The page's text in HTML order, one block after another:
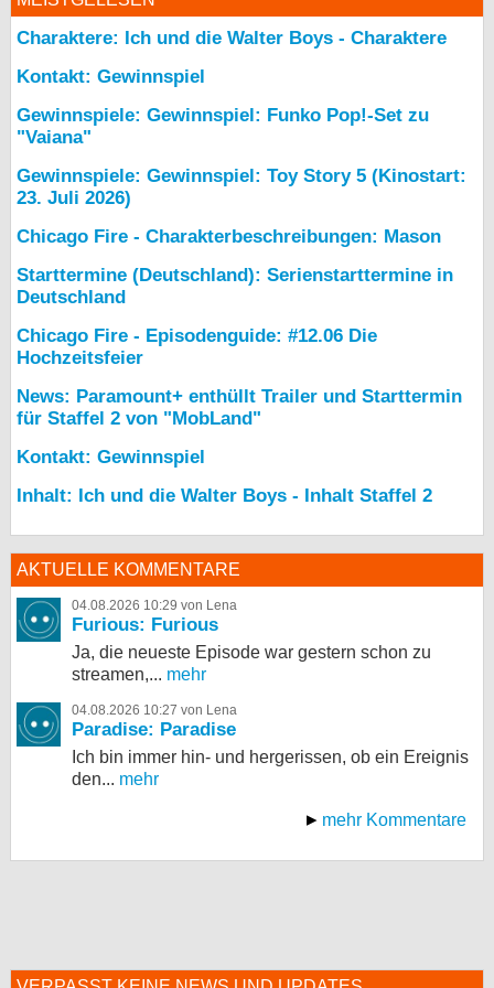
Charaktere: Ich und die Walter Boys - Charaktere
Kontakt: Gewinnspiel
Gewinnspiele: Gewinnspiel: Funko Pop!-Set zu
"Vaiana"
Gewinnspiele: Gewinnspiel: Toy Story 5 (Kinostart:
23. Juli 2026)
Chicago Fire - Charakterbeschreibungen: Mason
Starttermine (Deutschland): Serienstarttermine in
Deutschland
Chicago Fire - Episodenguide: #12.06 Die
Hochzeitsfeier
News: Paramount+ enthüllt Trailer und Starttermin
für Staffel 2 von "MobLand"
Kontakt: Gewinnspiel
Inhalt: Ich und die Walter Boys - Inhalt Staffel 2
AKTUELLE KOMMENTARE
04.08.2026 10:29 von Lena
Furious: Furious
Ja, die neueste Episode war gestern schon zu
streamen,... mehr
04.08.2026 10:27 von Lena
Paradise: Paradise
Ich bin immer hin- und hergerissen, ob ein Ereignis
den... mehr
mehr Kommentare